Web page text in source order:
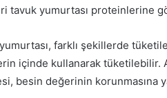
tavuk yumurtası proteinlerine
yumurtası, farklı şekillerde
içinde kullanarak tüketilebilir.
besin değerinin korunmasına